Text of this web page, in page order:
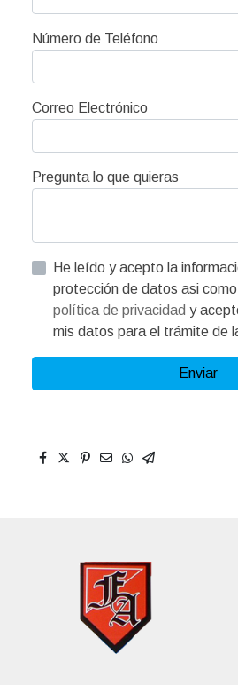
Número de Teléfono
Correo Electrónico
Pregunta lo que quieras
He leído y acepto la información básica sobre
protección de datos asi como
política de privacidad y
mis datos para el trámite de
Enviar